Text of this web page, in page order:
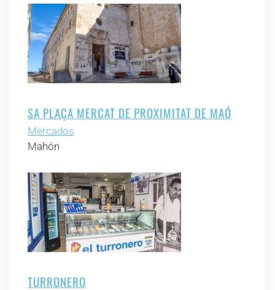
SA PLAÇA MERCAT DE PROXIMITAT DE MAÓ
Mercados
Mahón
TURRONERO